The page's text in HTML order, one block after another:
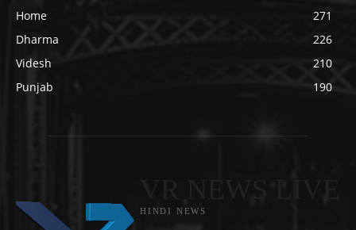
Home
271
Dharma
226
Videsh
210
Punjab
190
HINDI NEWS